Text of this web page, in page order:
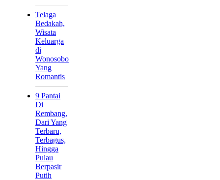
Telaga
Bedakah,
Wisata
Keluarga
di
Wonosobo
Yang
Romantis
9 Pantai
Di
Rembang,
Dari Yang
Terbaru,
Terbagus,
Hingga
Pulau
Berpasir
Putih